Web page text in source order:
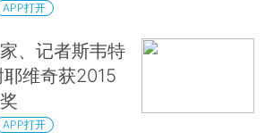
APP打开
、记者斯韦特
耶维奇获2015
APP打开